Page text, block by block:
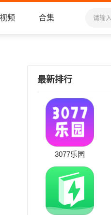
视频 合集
最新排行
3077乐园